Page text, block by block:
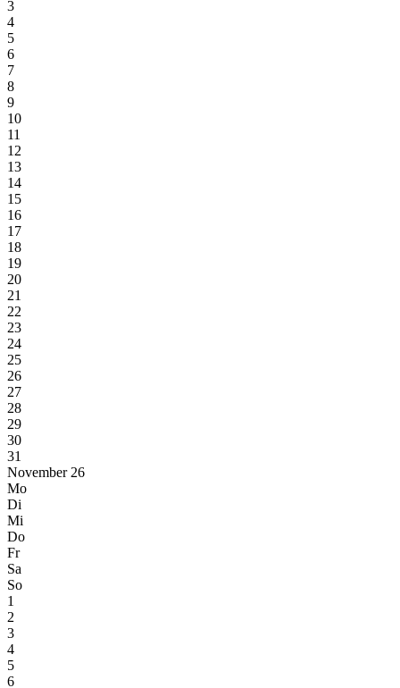
3
4
5
6
7
8
9
10
11
12
13
14
15
16
17
18
19
20
21
22
23
24
25
26
27
28
29
30
31
November 26
Mo
Di
Mi
Do
Fr
Sa
So
1
2
3
4
5
6